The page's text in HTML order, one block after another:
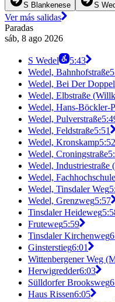
S Blankenese S
Ver más salidas
Paradas
sáb, 8 ago 2026
S Wedel
5:43
Wedel, Bahnhofstraße
Wedel, Bei Der
Wedel, Elbstraße
Wedel, Hans-Böckler-
Wedel, Pulverstraße
Wedel, Feldstraße5:51
Wedel, Kronskamp5:52
Wedel, Croningstraße
Wedel, Industriestraße
Wedel, Fachhochschule
Wedel, Tinsdaler Weg
Wedel, Grenzweg5:57
Tinsdaler Heideweg
Fruteweg5:59
Tinsdaler Kirchenweg
Ginsterstieg6:01
Wittenbergener Weg
Herwigredder6:03
Sülldorfer Brooksweg
Haus Rissen6:05